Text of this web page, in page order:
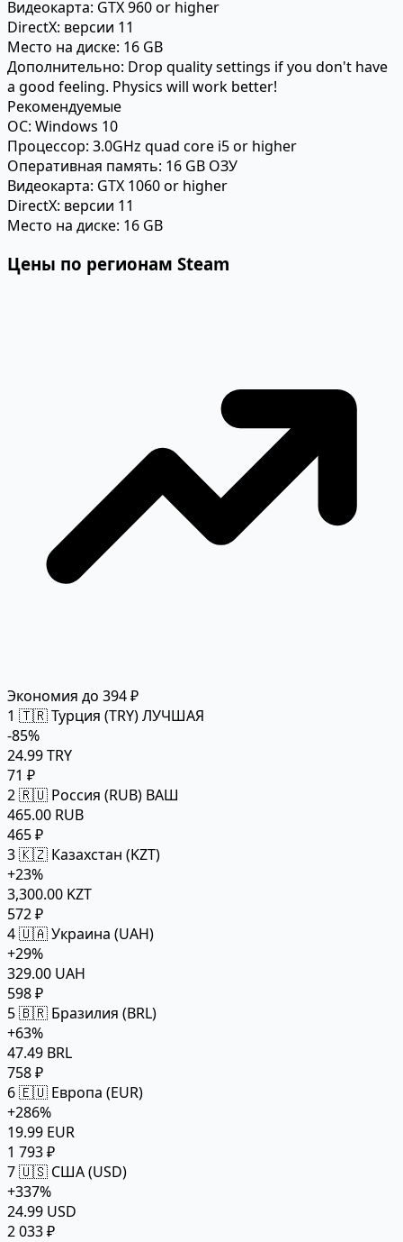
Видеокарта: GTX 960 or higher
DirectX: версии 11
Место на диске: 16 GB
Дополнительно: Drop quality settings if you don't have
a good feeling. Physics will work better!
Рекомендуемые
ОС: Windows 10
Процессор: 3.0GHz quad core i5 or higher
Оперативная память: 16 GB ОЗУ
Видеокарта: GTX 1060 or higher
DirectX: версии 11
Место на диске: 16 GB
Цены по регионам Steam
Экономия до 394 ₽
1 🇹🇷 Турция (TRY)ЛУЧШАЯ
-85%
24.99 TRY
71 ₽
2🇷🇺 Россия (RUB) ВАШ
465.00 RUB
465 ₽
3🇰🇿 Казахстан (KZT)
+23%
3,300.00 KZT
572 ₽
4🇺🇦 Украина (UAH)
+29%
329.00 UAH
598 ₽
5🇧🇷 Бразилия (BRL)
+63%
47.49 BRL
758 ₽
6🇪🇺 Европа (EUR)
+286%
19.99 EUR
1 793 ₽
7🇺🇸 США (USD)
+337%
24.99 USD
2 033 ₽